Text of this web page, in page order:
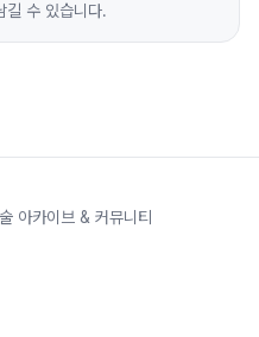
길 수 있습니다.
아카이브 & 커뮤니티